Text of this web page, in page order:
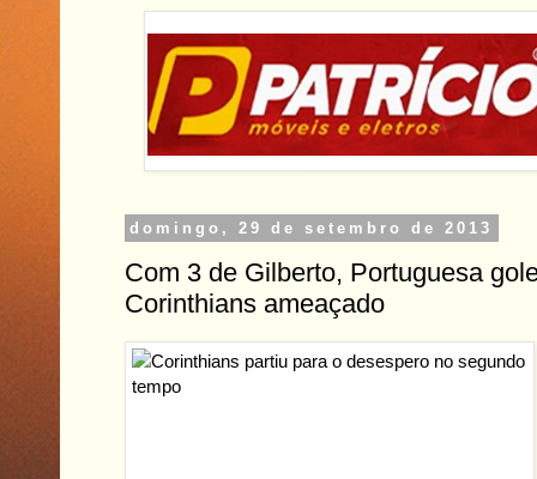
domingo, 29 de setembro de 2013
Com 3 de Gilberto, Portuguesa
Corinthians ameaçado